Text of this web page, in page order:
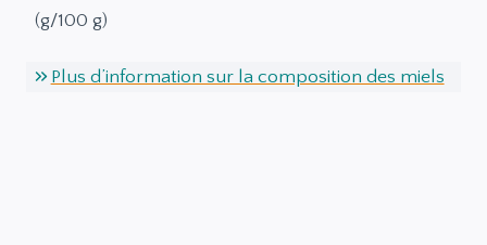
(g/100 g)
Plus d’information sur la composition des miels